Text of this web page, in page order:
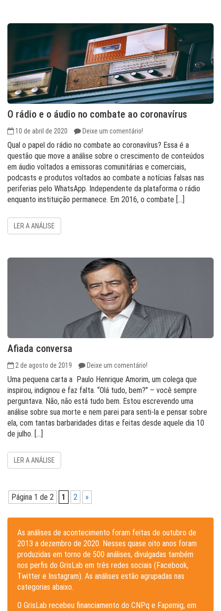
O rádio e o áudio no combate ao coronavírus
10 de abril de 2020 Deixe um comentário!
Qual o papel do rádio no combate ao coronavírus? Essa é a
questão que move a análise sobre o crescimento de conteúdos
em áudio voltados a emissoras comunitárias e comerciais,
podcasts e produtos voltados ao combate a notícias falsas nas
periferias pelo WhatsApp. Independente da plataforma o rádio
enquanto instituição permanece. Em 2016, o combate […]
LER A ANÁLISE
Afiada conversa
2 de agosto de 2019 Deixe um comentário!
Uma pequena carta a Paulo Henrique Amorim, um colega que
inspirou, indignou e faz falta. “Olá tudo, bem?” – você sempre
perguntava. Não, não está tudo bem. Estou escrevendo uma
análise sobre sua morte e nem parei para senti-la e pensar sobre
ela, com tantas barbaridades ditas e feitas desde aquele dia 10
de julho. […]
LER A ANÁLISE
Página 1 de 2 1 2 »
As análises de acontecimento foram feitas de outubro de
2013 a dezembro de 2020. Nesses quase oito anos foram
produzidas em torno de 500 análises, divulgadas também
nos perfis do GrisLab em três redes sociais (Facebook,
Twitter e Instagram). As análises estão agrupadas nas
categorias abaixo.
O GrisLab recebeu financiamento do CNPq e Fapemig, em